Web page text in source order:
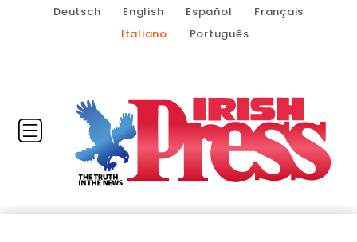
Deutsch English Español
Français
Italiano
Português